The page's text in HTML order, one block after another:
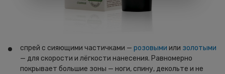
спрей с сияющими частичками — розовыми или золотыми
— для скорости и лёгкости нанесения. Равномерно
покрывает большие зоны — ноги, спину, декольте и не